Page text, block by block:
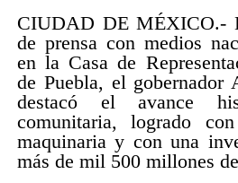
CIUDAD DE MÉXICO.-
de prensa con medios
en la Casa de
de Puebla, el gobernador
destacó el avance
comunitaria, logrado
maquinaria y con una
más de mil 500 millones